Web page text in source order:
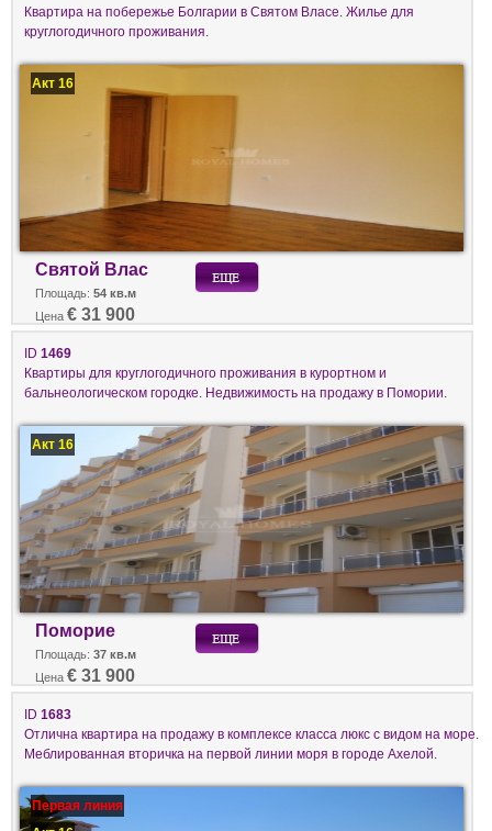
Квартира на побережье Болгарии в Святом Власе. Жилье для
круглогодичного проживания.
Акт 16
Святой Влас
Площадь: 54 кв.м
Цена € 31 900
ID 1469
Квартиры для круглогодичного проживания в курортном и
бальнеологическом городке. Недвижимость на продажу в Помории.
Акт 16
Поморие
Площадь: 37 кв.м
Цена € 31 900
ID 1683
Отлична квартира на продажу в комплексе класса люкс с видом на море.
Меблированная вторичка на первой линии моря в городе Ахелой.
Первая линия